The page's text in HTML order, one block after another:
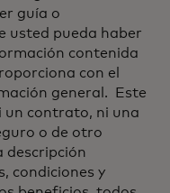
guía o
usted pueda haber
contenida
con el
general. Este
un contrato, ni una
o de otro
descripción
condiciones y